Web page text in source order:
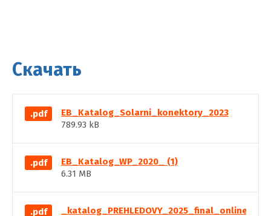
Скачать
.pdf
EB_Katalog_Solarni_konektory_2023
789.93 kB
.pdf
EB_Katalog_WP_2020_ (1)
6.31 MB
.pdf
_katalog_PREHLEDOVY_2025_final_online